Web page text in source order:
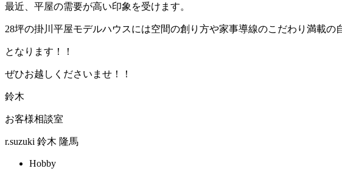
最近、平屋の需要が高い印象を受けます。
28坪の掛川平屋モデルハウスには空間の創り方や家事導線のこだわり満載の
となります！！
ぜひお越しくださいませ！！
鈴木
お客様相談室
r.suzuki 鈴木 隆馬
Hobby